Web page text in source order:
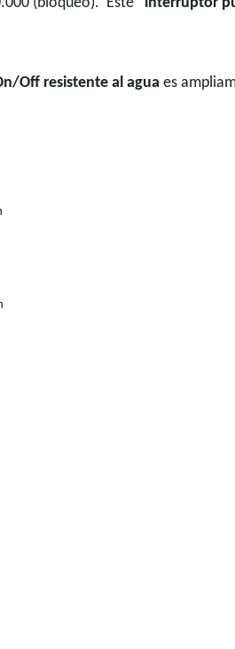
Off resistente al agua es